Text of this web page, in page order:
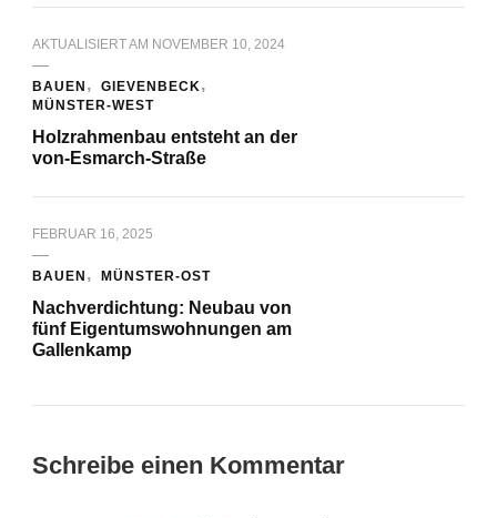
AKTUALISIERT AM NOVEMBER 10, 2024
BAUEN
GIEVENBECK
MÜNSTER-WEST
Holzrahmenbau entsteht an der
von-Esmarch-Straße
FEBRUAR 16, 2025
BAUEN MÜNSTER-OST
Nachverdichtung: Neubau von
fünf Eigentumswohnungen am
Gallenkamp
Schreibe einen Kommentar